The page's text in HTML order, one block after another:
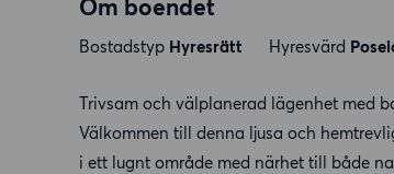
Om boendet
Bostadstyp Hyresrätt Hyresvärd
Trivsam och välplanerad lägenhet med
Välkommen till denna ljusa och
i ett lugnt område med närhet till både